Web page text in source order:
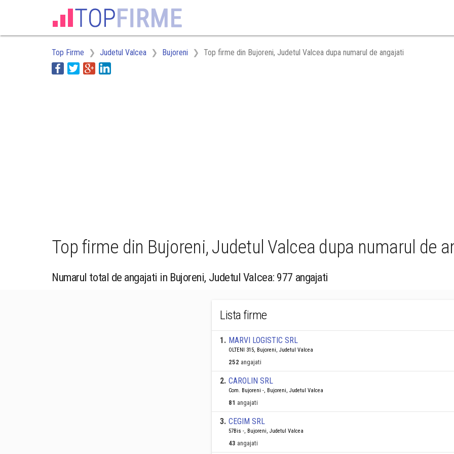
Top Firme Judetul Valcea Bujoreni Top firme din Bujoreni, Judetul Valcea dupa numarul de angajati
Top firme din Bujoreni, Judetul Valcea dupa numarul de
Numarul total de angajati in Bujoreni, Judetul Valcea: 977 angajati
Lista firme
1. MARVI LOGISTIC SRL
OLTENI 315, Bujoreni, Judetul Valcea
252 angajati
2. CAROLIN SRL
Com. Bujoreni -, Bujoreni, Judetul Valcea
81 angajati
3. CEGIM SRL
57Bis -, Bujoreni, Judetul Valcea
43 angajati